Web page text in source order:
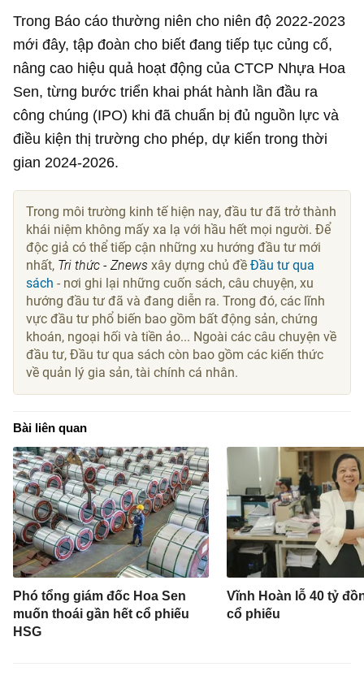
Trong Báo cáo thường niên cho niên độ 2022-2023
mới đây, tập đoàn cho biết đang tiếp tục củng cố,
nâng cao hiệu quả hoạt động của CTCP Nhựa Hoa
Sen, từng bước triển khai phát hành lần đầu ra
công chúng (IPO) khi đã chuẩn bị đủ nguồn lực và
điều kiện thị trường cho phép, dự kiến trong thời
gian 2024-2026.
Trong môi trường kinh tế hiện nay, đầu tư đã trở thành
khái niệm không mấy xa lạ với hầu hết mọi người. Để
độc giả có thể tiếp cận những xu hướng đầu tư mới
nhất, Tri thức - Znews xây dựng chủ đềĐầu tư qua
sách - nơi ghi lại những cuốn sách, câu chuyện, xu
hướng đầu tư đã và đang diễn ra. Trong đó, các lĩnh
vực đầu tư phổ biến bao gồm bất động sản, chứng
khoán, ngoại hối và tiền ảo... Ngoài các câu chuyện về
đầu tư, Đầu tư qua sách còn bao gồm các kiến thức
về quản lý gia sản, tài chính cá nhân.
Bài liên quan
Phó tổng giám đốc Hoa Sen
muốn thoái gần hết cổ phiếu
HSG
Vĩnh Hoàn lỗ 40 tỷ
cổ phiếu